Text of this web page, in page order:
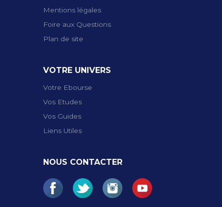
Mentions légales
Foire aux Questions
Plan de site
VOTRE UNIVERS
Votre Ebourse
Vos Etudes
Vos Guides
Liens Utiles
NOUS CONTACTER